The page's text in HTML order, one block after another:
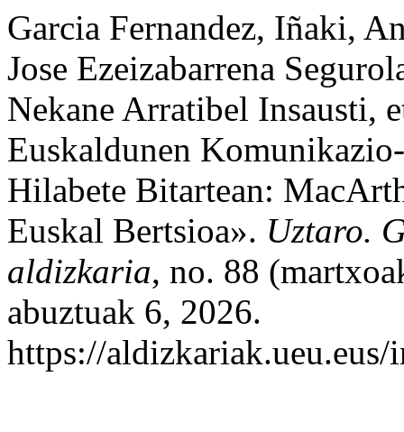
Garcia Fernandez, Iñaki,
Jose Ezeizabarrena
Nekane Arratibel Insausti,
Euskaldunen
Hilabete Bitartean:
Euskal Bertsioa». Uztaro.
aldizkaria, no. 88
abuztuak 6, 2026.
https://